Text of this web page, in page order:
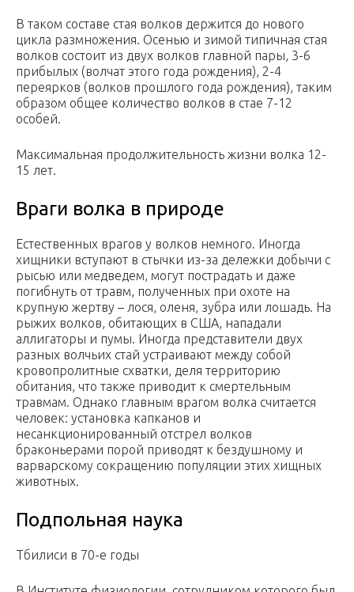
В таком составе стая волков держится до нового
цикла размножения. Осенью и зимой типичная стая
волков состоит из двух волков главной пары, 3-6
прибылых (волчат этого года рождения), 2-4
переярков (волков прошлого года рождения), таким
образом общее количество волков в стае 7-12
особей.
Максимальная продолжительность жизни волка 12-
15 лет.
Враги волка в природе
Естественных врагов у волков немного. Иногда
хищники вступают в стычки из-за дележки добычи с
рысью или медведем, могут пострадать и даже
погибнуть от травм, полученных при охоте на
крупную жертву – лося, оленя, зубра или лошадь. На
рыжих волков, обитающих в США, нападали
аллигаторы и пумы. Иногда представители двух
разных волчьих стай устраивают между собой
кровопролитные схватки, деля территорию
обитания, что также приводит к смертельным
травмам. Однако главным врагом волка считается
человек: установка капканов и
несанкционированный отстрел волков
браконьерами порой приводят к бездушному и
варварскому сокращению популяции этих хищных
животных.
Подпольная наука
Тбилиси в 70-е годы